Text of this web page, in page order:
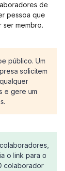
de
pessoa que
ser membro.
público. Um
solicitem
e gere um
o link para o
colaborador